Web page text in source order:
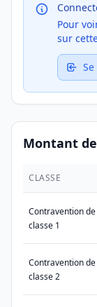
Pour
sur
Montant
CLASSE
Contravention de
classe 1
Contravention de
classe 2